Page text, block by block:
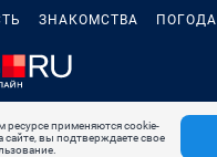
ЗНАКОМСТВА ПОГОДА
применяются cookie-
сайте, вы подтверждаете свое